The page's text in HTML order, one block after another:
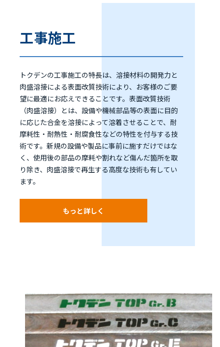
工事施工
トクデンの工事施工の特長は、溶接材料の開発力と
肉盛溶接による表面改質技術により、お客様のご要
望に最適にお応えできることです。表面改質技術
（肉盛溶接）とは、設備や機械部品等の表面に目的
に応じた合金を溶接によって溶着させることで、耐
摩耗性・耐熱性・耐腐食性などの特性を付与する技
術です。新規の設備や製品に事前に施すだけではな
く、使用後の部品の摩耗や割れなど傷んだ箇所を取
り除き、肉盛溶接で再生する高度な技術も有してい
ます。
もっと詳しく